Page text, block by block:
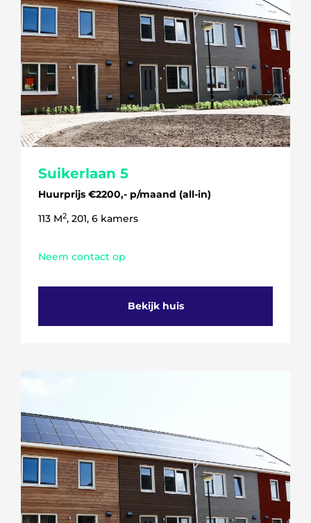
Suikerlaan 5
Huurprijs €2200,- p/maand (all-in)
113 M2, 201, 6 kamers
Neem contact op
Bekijk huis